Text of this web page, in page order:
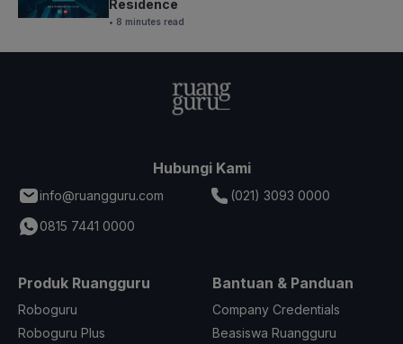
Residence
• 8 minutes read
Hubungi Kami
info@ruangguru.com
(021) 3093 0000
0815 7441 0000
Produk Ruangguru
Roboguru
Roboguru Plus
Bantuan & Panduan
Company Credentials
Beasiswa Ruangguru